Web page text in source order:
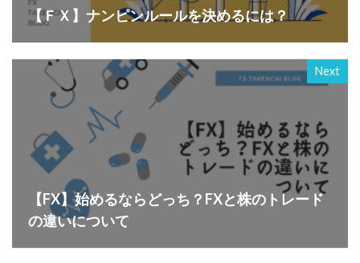
【ＦＸ】ナンピンルールを決めるには？
Next
【FX】始めるならどっち？FXと株のトレード
の違いについて